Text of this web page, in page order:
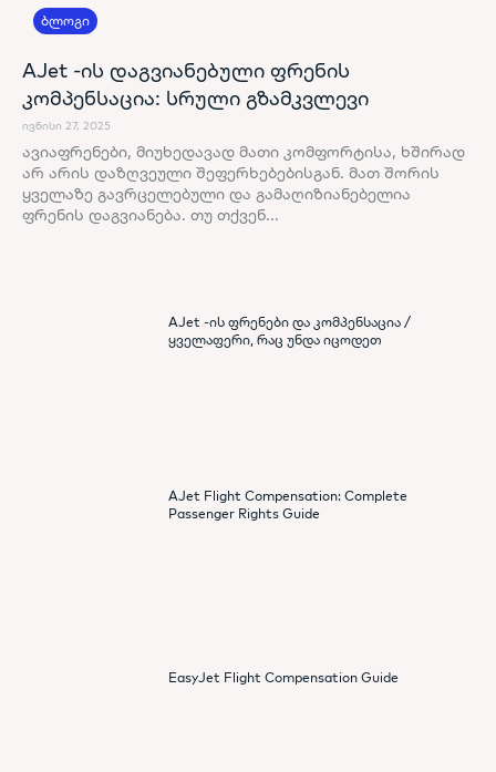
ბლოგი
AJet -ის დაგვიანებული ფრენის
კომპენსაცია: სრული გზამკვლევი
ივნისი 27, 2025
ავიაფრენები, მიუხედავად მათი კომფორტისა, ხშირად
არ არის დაზღვეული შეფერხებებისგან. მათ შორის
ყველაზე გავრცელებული და გამაღიზიანებელია
ფრენის დაგვიანება. თუ თქვენ...
AJet -ის ფრენები და კომპენსაცია /
ყველაფერი, რაც უნდა იცოდეთ
AJet Flight Compensation: Complete
Passenger Rights Guide
EasyJet Flight Compensation Guide